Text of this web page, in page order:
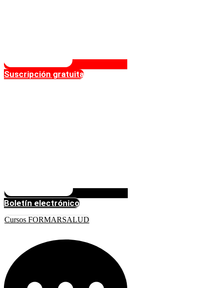
Suscripción gratuita
Boletín electrónico
Cursos FORMARSALUD